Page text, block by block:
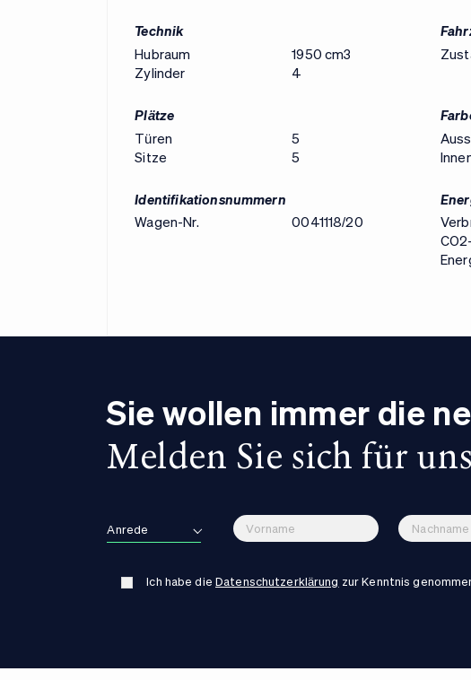
Technik
Hubraum
1950 cm3
Zylinder
4
Plätze
Türen
5
Sitze
5
Identifikationsnummern
Wagen-Nr.
0041118/20
Sie wollen immer die
Melden Sie sich für
Anrede
Ich habe dieDatenschutzerklärung zur Kenntnis